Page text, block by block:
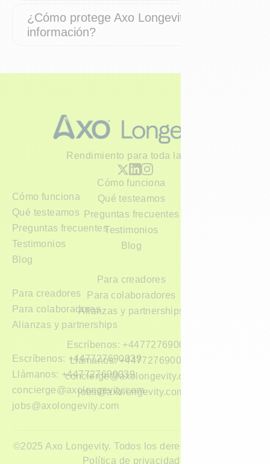
¿Cómo protege Axo Longevity mi
información?
Rendimiento para toda la vida
Cómo funciona
Cómo funciona
Qué testeamos
Qué testeamos
Preguntas frecuentes
Preguntas frecuentesTestimonios
Testimonios
Blog
Blog
Para creadores
Para creadores
Para colaboradores
Para colaboradoresAlianzas y partnerships
Alianzas y partnerships
Escríbenos: +447727690039
Escríbenos: +447727690039
Llámanos: +447727690039
Llámanos: +447727690039
concierge@axolongevity.com
concierge@axolongevity.com
jobs@axolongevity.com
jobs@axolongevity.com
©2025 Axo Longevity. Todos los derechos reservados.
Política de privacidad